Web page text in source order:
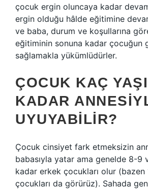
çocuk ergin oluncaya kadar
ergin olduğu hâlde eğitimine
ve baba, durum ve koşullarına
eğitiminin sonuna kadar çocuğun
sağlamakla yükümlüdürler.
ÇOCUK KAÇ
KADAR
UYUYABILIR?
Çocuk cinsiyet fark etmeksizin
babasıyla yatar ama genelde 8-9
kadar erkek çocukları olur (bazen
çocukları da görürüz). Sahada